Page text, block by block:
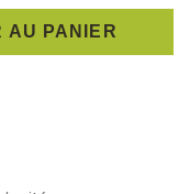
AU PANIER